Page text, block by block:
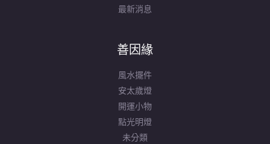
最新消息
善因緣
風水擺件
安太歲燈
開運小物
點光明燈
未分類